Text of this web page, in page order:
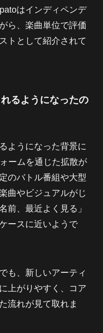
はインディペンデ
ら、楽曲単位で評価
トとして紹介されて
るようになったの
ようになった背景に
ームを通じた拡散が
のバトル番組や大型
曲やビジュアルがじ
前、最近よく見る」
ースに近いようで
も、新しいアーティ
上がりやすく、コア
流れが見て取れま